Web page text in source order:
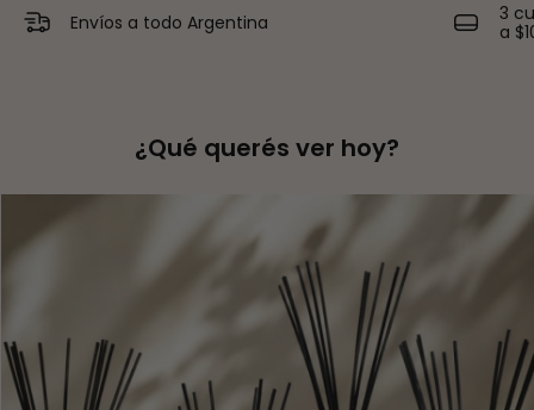
Envíos a todo Argentina
3
a
¿Qué querés ver hoy?